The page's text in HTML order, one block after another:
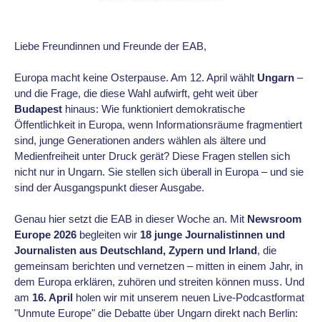
Liebe Freundinnen und Freunde der EAB,
Europa macht keine Osterpause. Am 12. April wählt Ungarn –
und die Frage, die diese Wahl aufwirft, geht weit über
Budapest hinaus: Wie funktioniert demokratische
Öffentlichkeit in Europa, wenn Informationsräume fragmentiert
sind, junge Generationen anders wählen als ältere und
Medienfreiheit unter Druck gerät? Diese Fragen stellen sich
nicht nur in Ungarn. Sie stellen sich überall in Europa – und sie
sind der Ausgangspunkt dieser Ausgabe.
Genau hier setzt die EAB in dieser Woche an. Mit Newsroom
Europe 2026 begleiten wir 18 junge Journalistinnen und
Journalisten aus Deutschland, Zypern und Irland, die
gemeinsam berichten und vernetzen – mitten in einem Jahr, in
dem Europa erklären, zuhören und streiten können muss. Und
am 16. April holen wir mit unserem neuen Live-Podcastformat
"Unmute Europe" die Debatte über Ungarn direkt nach Berlin: